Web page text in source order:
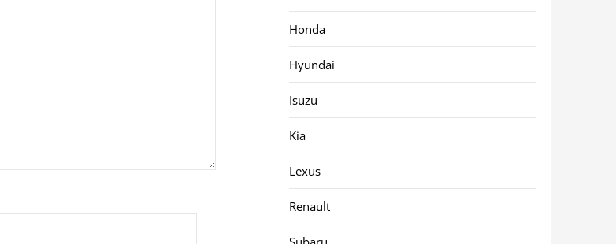
Honda
Hyundai
Isuzu
Kia
Lexus
Renault